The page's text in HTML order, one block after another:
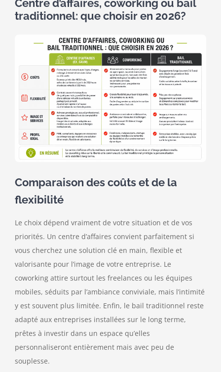
Centre d’affaires, coworking ou bail
traditionnel: que choisir en 2026?
Comparaison des coûts et de la
flexibilité
Le choix dépend vraiment de votre situation et de vos
priorités. Un centre d’affaires convient parfaitement si
vous cherchez une solution clé en main, flexible et
valorisante pour l’image de votre entreprise. Le
coworking attire surtout les freelances ou les équipes
mobiles, séduits par l’ambiance conviviale, mais l’intimité
y est souvent plus limitée. Enfin, le bail traditionnel reste
adapté aux entreprises installées sur le long terme,
prêtes à investir dans un espace qu’elles
personnaliseront entièrement mais avec peu de
souplesse.